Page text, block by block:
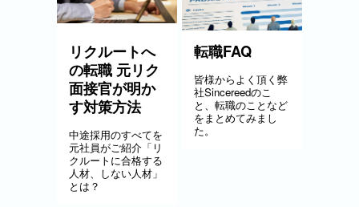
リクルートへ
の転職 元リク
面接官が明か
す対策方法
中途採用のすべてを
元社員がご紹介「リ
クルートに合格する
人材、しない人材」
とは？
転職FAQ
皆様からよく頂く弊
社Sincereedのこ
と、転職のことなど
をまとめてみまし
た。